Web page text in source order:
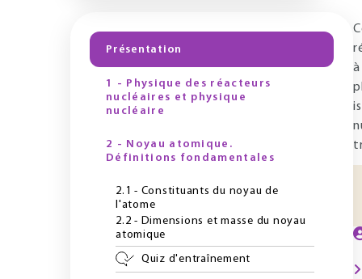
Présentation
1 - Physique des réacteurs
nucléaires et physique
nucléaire
2 - Noyau atomique.
Définitions fondamentales
2.1 - Constituants du noyau de
l'atome
2.2 - Dimensions et masse du noyau
atomique
Quiz d'entraînement